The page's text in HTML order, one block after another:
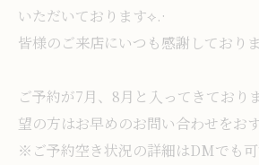
いただいております⟡.·
皆様のご来店にいつも感謝しており
ご予約が7月、8月と入ってきており
望の方はお早めのお問い合わせをお
※ご予約空き状況の詳細はDMでも